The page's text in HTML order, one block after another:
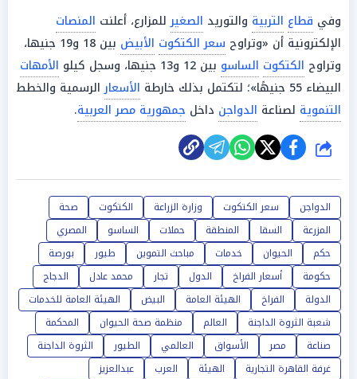
وفي قطاع التربية والتوريد الصغيرللمزارع، أعلنت المنصات
الإلكترونية أن «وتراوح سعر الكتكوت الأبيض
بين 18 و19 جنيها،
وتراوح الكتكوت الساسو بين 12 و13 جنيها، وسجل كيلو
الأمهات
البيضاء 55 جنيهًا»؛ لتكتمل بذلك خارطة
الأسعارالرسمية والخطط
التنموية لصناعة الدواجن داخل جمهورية مصر العربية.
شارك
الدواجن سعر الكتكوت وزارة الزراعة الكتكوت
صحة
المزرعة
السقا المنطقة حملات الساسو
المصري
حكم
الحيوان خدمات مباحث التموين طيور
بورصة
حكومة
أسعار الفراخ الدول تجار محمد عادل
الدجاج
الدولة
الفراخ الهيئة العامة البيض
الهيئة العامة للخدمات
شعبة الثروة الداجنة
العالم منظمة صحة الحيوان
المحكمة
صناعة
مصر الأسواق العالمي الطيور
الثروة الداجنة
غرفة القاهرة التجارية
الهيئة العرب
عبدالعزيز